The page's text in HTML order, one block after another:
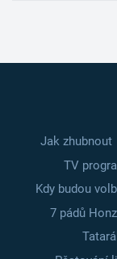
Jak zhubnout
TV
Kdy budou
7 pádů